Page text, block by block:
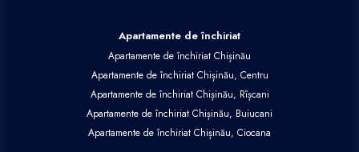
Apartamente de închiriat
Apartamente de închiriat Chișinău
Apartamente de închiriat Chișinău, Centru
Apartamente de închiriat Chișinău, Rîșcani
Apartamente de închiriat Chișinău, Buiucani
Apartamente de închiriat Chișinău, Ciocana